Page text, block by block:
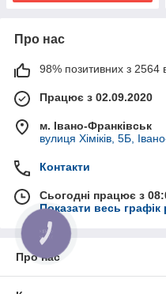
Про нас
98% позитивних з 2564
Працює з 02.09.2020
м. Івано-Франківськ
вулиця Хіміків, 5Б,
Контакти
Сьогодні працює з
Показати весь графік
Про нас
КНОПКА
ЗВ'ЯЗКУ